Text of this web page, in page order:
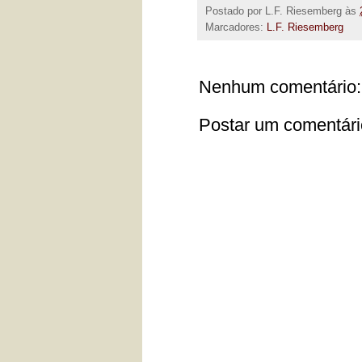
Postado por L.F. Riesemberg às
Marcadores: L.F. Riesemberg
Nenhum comentário:
Postar um